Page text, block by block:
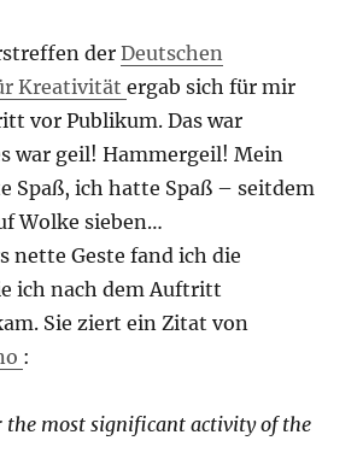
derDeutschen
Kreativitätergab sich für mir
vor Publikum. Das war
war geil! Hammergeil! Mein
Spaß, ich hatte Spaß – seitdem
Wolke sieben…
nette Geste fand ich die
ich nach dem Auftritt
Sie ziert ein Zitat von
:
the most significant activity of the